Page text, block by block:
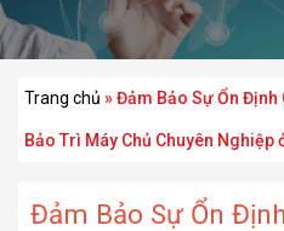
Trang chủ »Đảm Bảo Sự Ổn Định
Bảo Trì Máy Chủ Chuyên Nghiệp
Đảm Bảo Sự Ổn